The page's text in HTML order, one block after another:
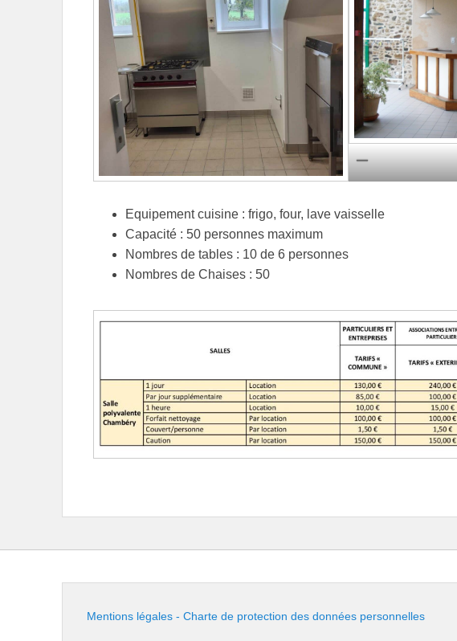
Equipement cuisine : frigo, four, lave vaisselle
Capacité : 50 personnes maximum
Nombres de tables : 10 de 6 personnes
Nombres de Chaises : 50
Mentions légales - Charte de protection des données personnelles